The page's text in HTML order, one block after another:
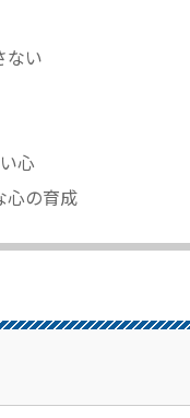
ない
い心
心の育成